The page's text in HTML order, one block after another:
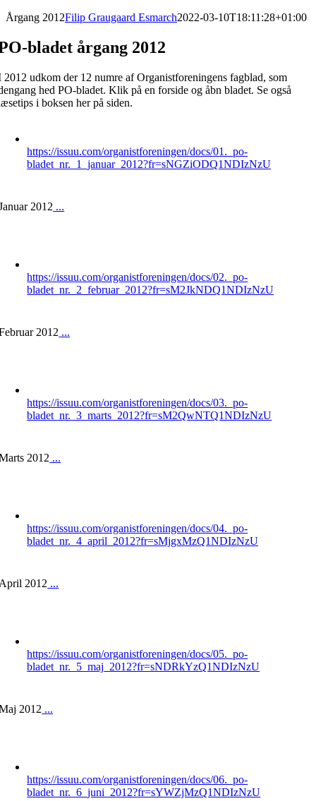
Årgang 2012Filip Graugaard Esmarch2022-03-10T18:11:28+01:00
bladet årgang 2012
2012 udkom der 12 numre af Organistforeningens fagblad, som
hed PO-bladet. Klik på en forside og åbn bladet. Se også
i boksen her på siden.
https://issuu.com/organistforeningen/docs/01._po-
bladet_nr._1_januar_2012?fr=sNGZiODQ1NDIzNzU
2012 ...
https://issuu.com/organistforeningen/docs/02._po-
bladet_nr._2_februar_2012?fr=sM2JkNDQ1NDIzNzU
2012 ...
https://issuu.com/organistforeningen/docs/03._po-
bladet_nr._3_marts_2012?fr=sM2QwNTQ1NDIzNzU
2012 ...
https://issuu.com/organistforeningen/docs/04._po-
bladet_nr._4_april_2012?fr=sMjgxMzQ1NDIzNzU
2012 ...
https://issuu.com/organistforeningen/docs/05._po-
bladet_nr._5_maj_2012?fr=sNDRkYzQ1NDIzNzU
2012 ...
https://issuu.com/organistforeningen/docs/06._po-
bladet_nr._6_juni_2012?fr=sYWZjMzQ1NDIzNzU